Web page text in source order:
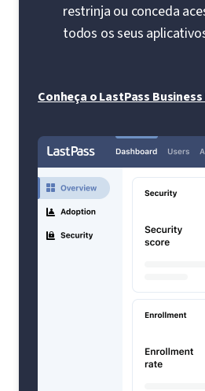
restrinja ou conceda
todos os seus
Conheça o LastPass Business